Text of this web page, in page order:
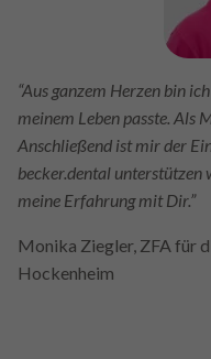
“Aus ganzem Herzen bin
meinem Leben passte. Als
Anschließend ist mir der
becker.dental unterstützen
meine Erfahrung mit Dir.”
Monika Ziegler, ZFA für
Hockenheim